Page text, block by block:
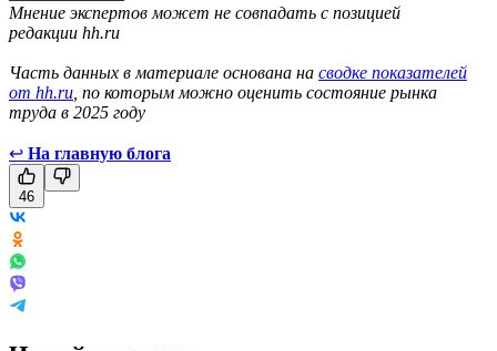
Мнение экспертов может не совпадать с позицией
редакции hh.ru
Часть данных в материале основана на сводке показателей
от hh.ru , по которым можно оценить состояние рынка
труда в 2025 году
↩ На главную блога
46